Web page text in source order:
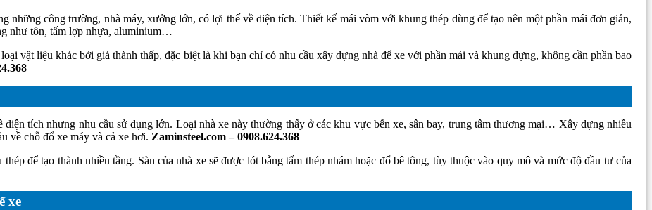
những công trường, nhà máy, xưởng lớn, có lợi thế về diện tích. Thiết kế mái vòm với khung thép dùng để tạo nên một phần mái đơn giản,
như tôn, tấm lợp nhựa, aluminium…
vật liệu khác bởi giá thành thấp, đặc biệt là khi bạn chỉ có nhu cầu xây dựng nhà để xe với phần mái và khung dựng, không cần phần bao
tích nhưng nhu cầu sử dụng lớn. Loại nhà xe này thường thấy ở các khu vực bến xe, sân bay, trung tâm thương mại… Xây dựng nhiều
về chỗ đổ xe máy và cả xe hơi. Zaminsteel.com – 0908.624.368
để tạo thành nhiều tầng. Sàn của nhà xe sẽ được lót bằng tấm thép nhám hoặc đổ bê tông, tùy thuộc vào quy mô và mức độ đầu tư của
xe